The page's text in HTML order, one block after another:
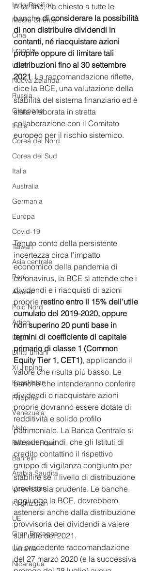
Indo-Pacifico
Medio Oriente
Cina
Francia
USA
Nuova Zelanda
Russia
Giappone
India
Corea del Nord
Corea del Sud
Italia
Australia
Germania
Europa
Covid-19
Taiwan
Asia centrale
Perù
Alaska
Polo Nord
Artico
Uiguri
Diritti umani
Xi Jinping
Kazakistan
Filippine
Venezuela
Nato
Belt and Road
Bahrein
Arabia Saudita
Uzbekistan
Kirghizistan
UE
Gran Bretagna
Ucraina
Nicaragua
A tal fine, ha chiesto a tutte le
banche di considerare la possibilità
di non distribuire dividendi in
contanti, né riacquistare azioni
proprie oppure di limitare tali
distribuzioni fino al 30 settembre
2021. La raccomandazione riflette,
dice la BCE, una valutazione della
stabilità del sistema finanziario ed è
stata elaborata in stretta
collaborazione con il Comitato
europeo per il rischio sistemico.
Tenuto conto della persistente
incertezza circa l’impatto
economico della pandemia di
coronavirus, la BCE si attende che i
dividendi e i riacquisti di azioni
proprie restino entro il 15% dell’utile
cumulato del 2019-2020, oppure
non superino 20 punti base in
termini di coefficiente di capitale
primario di classe 1 (Common
Equity Tier 1, CET1), applicando il
valore che risulta più basso. Le
banche che intenderanno conferire
dividendi o riacquistare azioni
proprie dovranno essere dotate di
redditività e solido profilo
patrimoniale. La Banca Centrale si
attende, quindi, che gli Istituti di
credito contattino il rispettivo
gruppo di vigilanza congiunto per
stabilire se il livello di distribuzione
previsto sia prudente. Le banche,
aggiunge la BCE, dovrebbero
astenersi anche dalla distribuzione
provvisoria dei dividendi a valere
sull’utile del 2021.
La precedente raccomandazione
del 27 marzo 2020 (e la successiva